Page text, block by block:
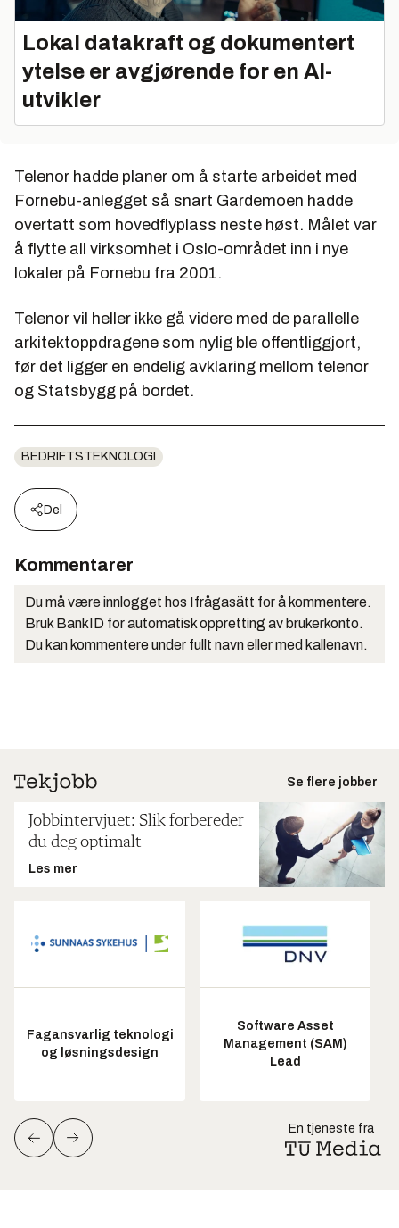
Lokal datakraft og dokumentert
ytelse er avgjørende for en AI-
utvikler
Telenor hadde planer om å starte arbeidet med
Fornebu-anlegget så snart Gardemoen hadde
overtatt som hovedflyplass neste høst. Målet var
å flytte all virksomhet i Oslo-området inn i nye
lokaler på Fornebu fra 2001.
Telenor vil heller ikke gå videre med de parallelle
arkitektoppdragene som nylig ble offentliggjort,
før det ligger en endelig avklaring mellom telenor
og Statsbygg på bordet.
BEDRIFTSTEKNOLOGI
Del
Kommentarer
Du må være innlogget hos Ifrågasätt for å kommentere.
Bruk BankID for automatisk oppretting av brukerkonto.
Du kan kommentere under fullt navn eller med kallenavn.
Se flere jobber
Jobbintervjuet: Slik forbereder
du deg optimalt
Les mer
Fagansvarlig teknologi
og løsningsdesign
Software Asset
Management (SAM)
Lead
En tjeneste fra